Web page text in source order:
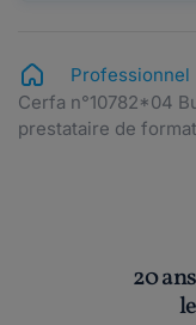
Professionnel
Cerfa n°10782*04
prestataire de
20